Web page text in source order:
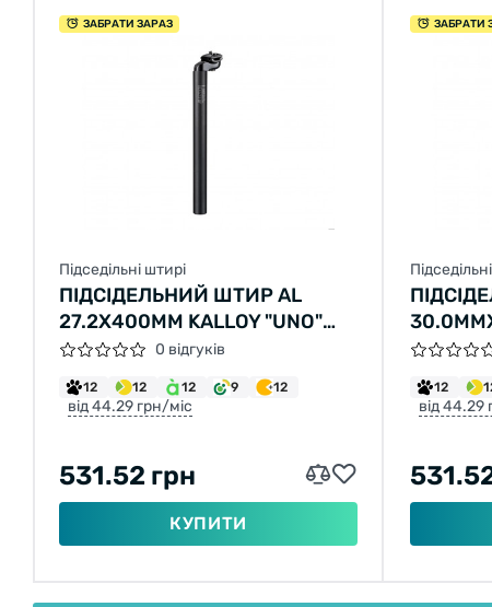
ЗАБРАТИ ЗАРАЗ
Підседільні штирі
ПІДСІДЕЛЬНИЙ ШТИР AL
27.2X400ММ KALLOY "UNO"
SP-602 (ЧОРНИЙ)
0 відгуків
12 12 12 9 12
від 44.29 грн/міс
531.52 грн
КУПИТИ
ЗАБРАТИ
"UNO"
12
від 44.29